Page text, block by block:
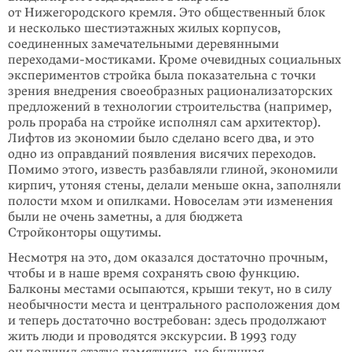
от Нижегородского кремля. Это общественный блок
и несколько шестиэтажных жилых корпусов,
соединенных замечатель­ными деревянными
переходами-мостиками. Кроме очевидных социальных
экспе­риментов стройка была показательна с точки
зрения внедрения своеобразных рационализаторских
предложений в технологии строительства (например,
роль прораба на стройке исполнял сам архитектор).
Лифтов из экономии было сделано всего два, и это
одно из оправданий появления висячих переходов.
Помимо этого, известь разбавляли глиной, экономили
кирпич, утоняя стены, делали меньше окна, заполняли
полости мхом и опилками. Новоселам эти изменения
были не очень заметны, а для бюджета
Стройконторы ощутимы.
Несмотря на это, дом оказался достаточно прочным,
чтобы и в наше время сохранять свою функцию.
Балконы местами осыпаются, крыши текут, но в си­лу
необычности места и централь­ного расположения дом
и теперь достаточно востребован: здесь продолжают
жить люди и проводятся экскур­сии. В 1993 го­ду